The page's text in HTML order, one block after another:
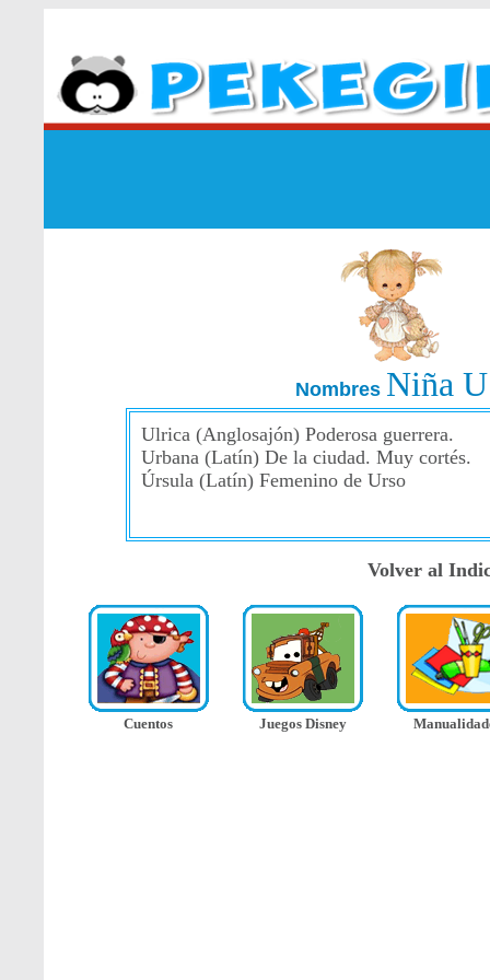
Nombres Niña U
Ulrica (Anglosajón) Poderosa guerrera.
Urbana (Latín) De la ciudad. Muy cortés.
Úrsula (Latín) Femenino de Urso
Volver al
Cuentos Juegos Disney